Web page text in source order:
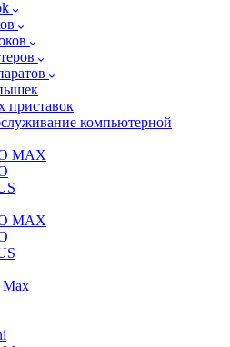
приставок
компьютерной
MAX
MAX
Max